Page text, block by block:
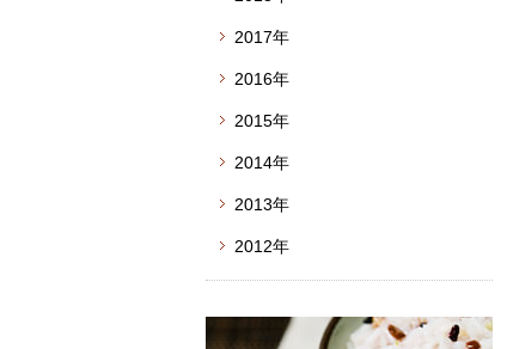
2017年
2016年
2015年
2014年
2013年
2012年